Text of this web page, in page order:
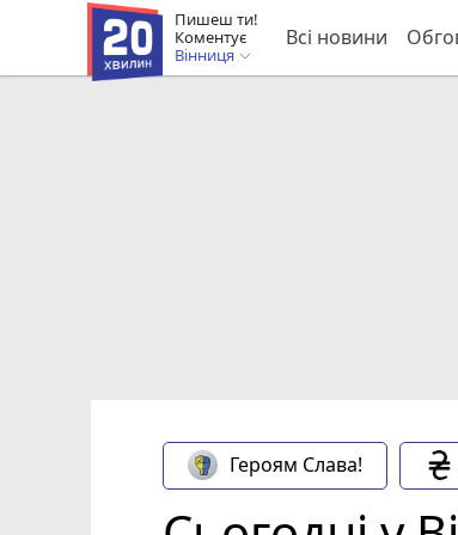
Пишеш ти!
Коментує
Вінниця
Всі новини
Героям Слава!